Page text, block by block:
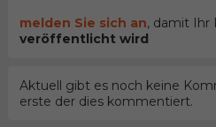
melden Sie sich an, damit Ihr
veröffentlicht wird
Aktuell gibt es noch keine
erste der dies kommentiert.